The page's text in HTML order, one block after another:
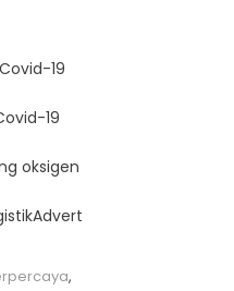
19
19
oksigen
,